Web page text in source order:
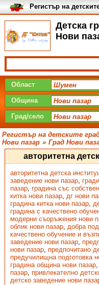
Детска
Нови
Регистър на
България
Област
Община
Град/село
Регистър на детските
Нови пазар » Град Нови
авторитетна
авторитетна детска
заведение нови пазар,
пазар, градина със
китка нови пазар, дг нови
градина китка нови пазар,
градина с качествено
модерни съоръжения нови
облик нови пазар, добра
качествено обучение и
заведение нови пазар,
нови пазар, предпочитано
предучилищна подготовка
градина община нови пазар,
пазар, привлекателно
детско заведение нови